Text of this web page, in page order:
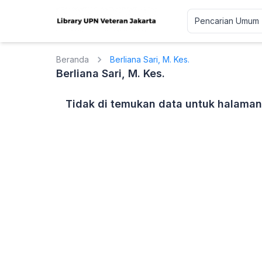
Beranda Berliana Sari, M. Kes.
Berliana Sari, M. Kes.
Tidak di temukan data untuk